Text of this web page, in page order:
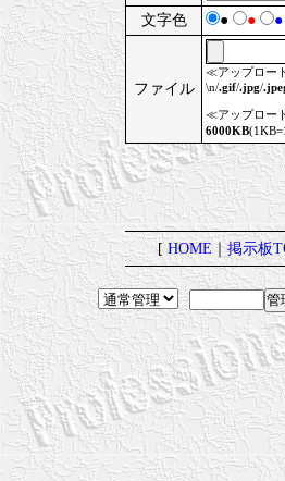
文字色 ● ● ●
ファイル
≪アップロー
\n/.gif/.jpg/
≪アップロー
6000KB
[HOME｜掲示板